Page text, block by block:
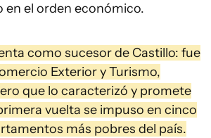
en el orden económico.
como sucesor de Castillo: fue
Exterior y Turismo,
que lo caracterizó y promete
vuelta se impuso en cinco
más pobres del país.